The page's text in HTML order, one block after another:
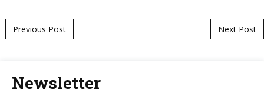
Post navigation
Previous Post Next Post
Newsletter